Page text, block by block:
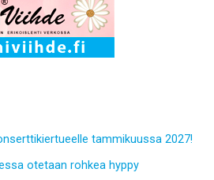
tammikuussa 2027!
otetaan rohkea hyppy